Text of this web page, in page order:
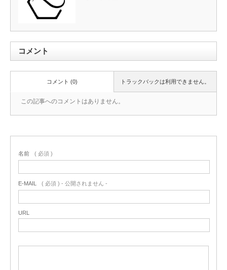
コメント
トラックバックは利用できません。
コメント (0)
この記事へのコメントはありません。
名前 ( 必須 )
E-MAIL ( 必須 ) - 公開されません -
URL